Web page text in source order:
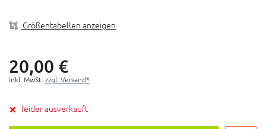
Größentabellen anzeigen
20,00 €
inkl. MwSt. zzgl. Versand*
leider ausverkauft